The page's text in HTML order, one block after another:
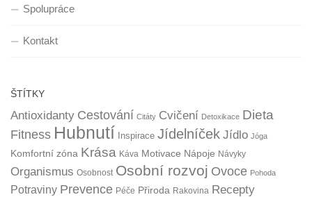
Spolupráce
Kontakt
ŠTÍTKY
Antioxidanty Cestování Citáty Cvičení Detoxikace Dieta
Fitness Hubnutí Inspirace Jídelníček Jídlo Jóga
Komfortní zóna Krása Káva Motivace Nápoje Návyky
Organismus Osobnost Osobní rozvoj Ovoce Pohoda
Potraviny Prevence Péče Přiroda Rakovina Recepty